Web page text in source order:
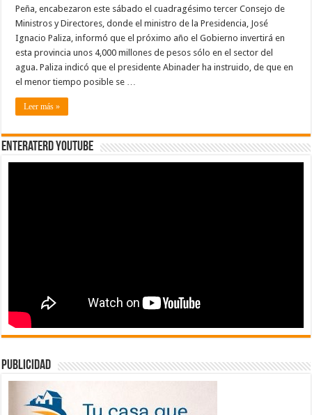
Peña, encabezaron este sábado el cuadragésimo tercer Consejo de
Ministros y Directores, donde el ministro de la Presidencia, José
Ignacio Paliza, informó que el próximo año el Gobierno invertirá en
esta provincia unos 4,000 millones de pesos sólo en el sector del
agua. Paliza indicó que el presidente Abinader ha instruido, de que en
el menor tiempo posible se …
Leer más »
EnterateRD YOUTUBE
publicidad